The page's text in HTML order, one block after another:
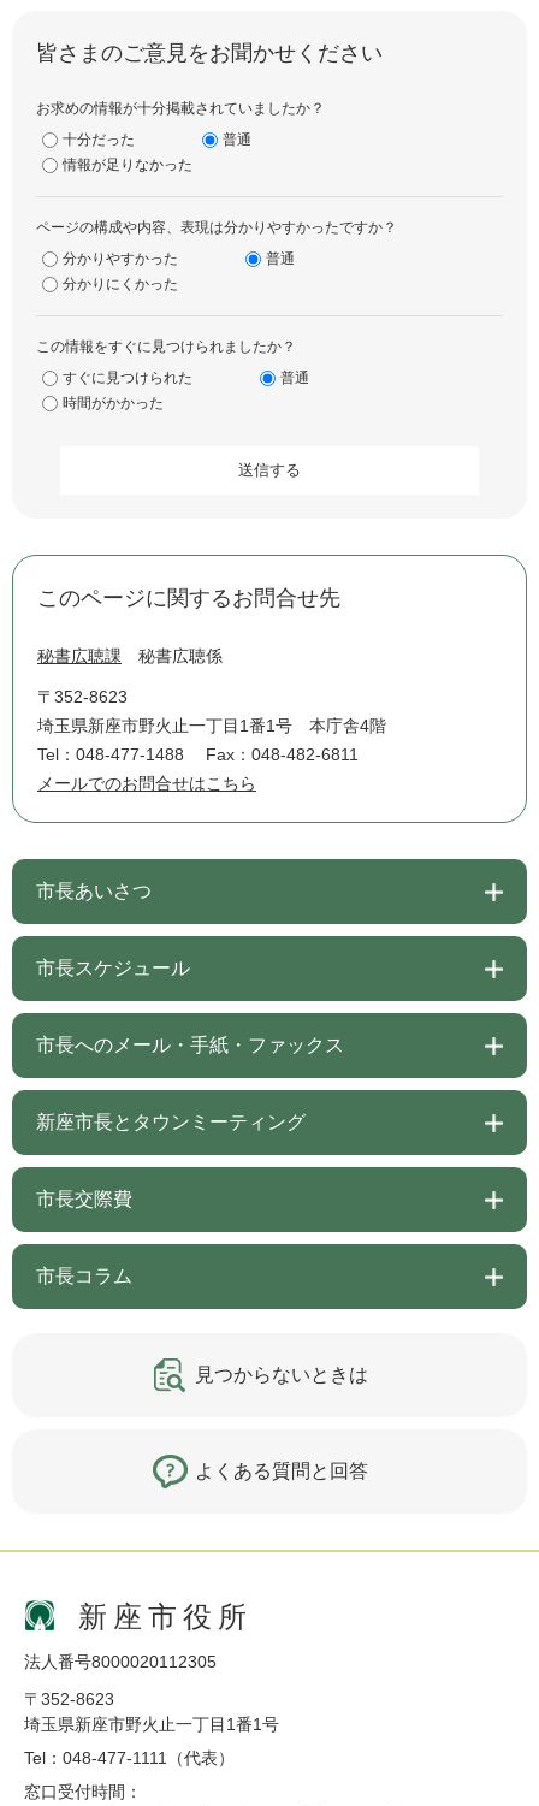
皆さまのご意見をお聞かせください
お求めの情報が十分掲載されていましたか？
十分だった
普通
情報が足りなかった
ページの構成や内容、表現は分かりやすかったですか？
分かりやすかった
普通
分かりにくかった
この情報をすぐに見つけられましたか？
すぐに見つけられた
普通
時間がかかった
このページに関するお問合せ先
秘書広聴課 秘書広聴係
〒352-8623
埼玉県新座市野火止一丁目1番1号 本庁舎4階
Tel：048-477-1488
Fax：048-482-6811
メールでのお問合せはこちら
市長あいさつ
市長スケジュール
市長へのメール・手紙・ファックス
新座市長とタウンミーティング
市長交際費
市長コラム
見つからないときは
よくある質問と回答
新座市役所
法人番号8000020112305
〒352-8623
埼玉県新座市野火止一丁目1番1号
Tel：048-477-1111（代表）
窓口受付時間：